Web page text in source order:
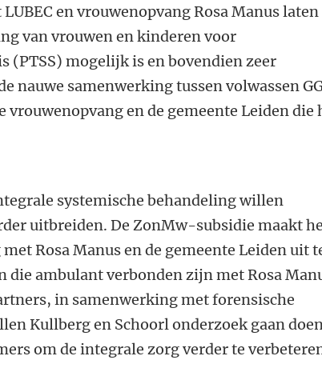
en vrouwenopvang Rosa Manus laten
van vrouwen en kinderen voor
(PTSS) mogelijk is en bovendien zeer
nauwe samenwerking tussen volwassen
vrouwenopvang en de gemeente Leiden die
systemische behandeling willen
uitbreiden. De ZonMw-subsidie maakt
Rosa Manus en de gemeente Leiden uit
die ambulant verbonden zijn met Rosa
in samenwerking met forensische
Kullberg en Schoorl onderzoek gaan
om de integrale zorg verder te